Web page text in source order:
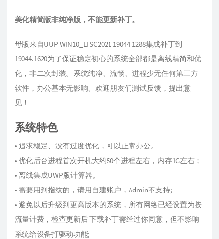
美化精简版非纯净版，不能更新补丁。
母版来自UUP WIN10_LTSC2021 19044.1288集成补丁到
19044.1620为了保证稳定初心的系统全部都是离线精简和优
化，非二次封装。系统纯净、流畅、进程少无任何第三方
软件，办公基本无影响、欢迎朋友们测试反馈，提出意
见！
系统特色
• 追求稳定、没有过度优化，可以正常办公。
• 优化后台进程首次开机大约50个进程左右，内存1G左右；
• 离线集成UWP版计算器。
• 需要用到指纹的，请用自建账户，Admin不支持;
• 避免以后升级到更高版本的系统，所有网络已经设置为按
流量计费，检查更新后 下载补丁需经过你同意，但不影响
系统给设备打驱动功能;